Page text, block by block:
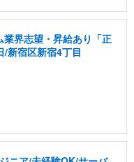
界志望・昇給あり「正
新宿区新宿4丁目